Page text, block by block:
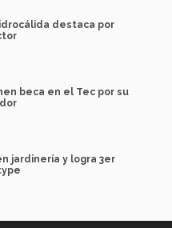
destaca por
beca en el Tec por su
jardinería y logra 3er